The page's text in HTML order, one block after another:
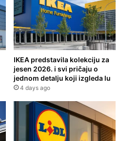
IKEA predstavila kolekciju za
jesen 2026. i svi pričaju o
jednom detalju koji izgleda lu
4 days ago